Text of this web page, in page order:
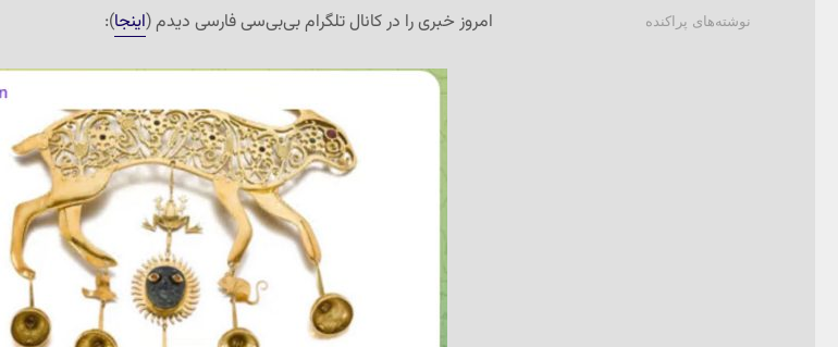
امروز خبری را در کانال تلگرام بی‌بی‌سی فارسی دیدم (اینجا):
دسته‌ها
نوشته‌های پراکنده